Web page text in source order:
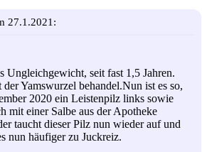
27.1.2021:
Ungleichgewicht, seit fast 1,5 Jahren.
Yamswurzel behandel.Nun ist es so,
2020 ein Leistenpilz links sowie
mit einer Salbe aus der Apotheke
taucht dieser Pilz nun wieder auf und
nun häufiger zu Juckreiz.